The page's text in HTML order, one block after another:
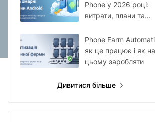
Phone у 2026 році:
витрати, плани та
Phone Farm
як це працює і як на
цьому заробляти
Дивитися більше